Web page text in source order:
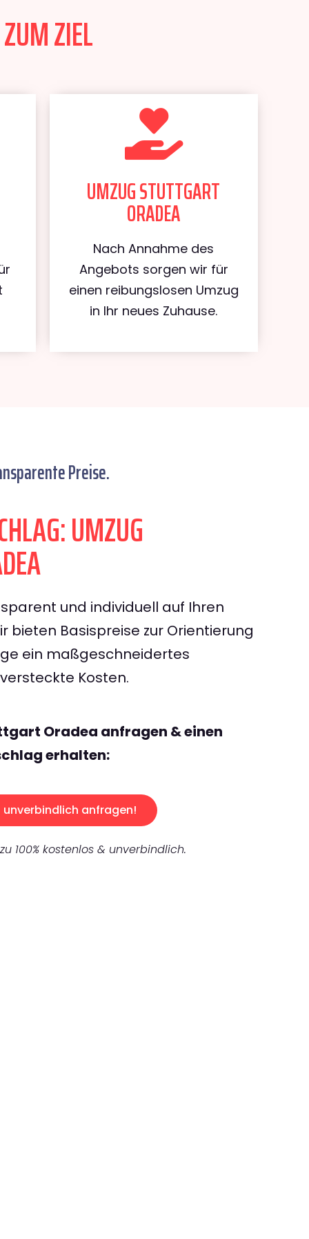
ZIEL
UMZUG STUTTGART
ORADEA
Nach Annahme des
Angebots sorgen wir für
einen reibungslosen Umzug
in Ihr neues Zuhause.
Preise.
UMZUG
und individuell auf Ihren
bieten Basispreise zur Orientierung
ein maßgeschneidertes
Kosten.
Oradea anfragen & einen
erhalten:
unverbindlich anfragen!
100% kostenlos & unverbindlich.